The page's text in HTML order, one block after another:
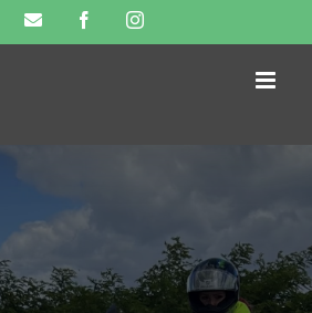
E-
FacebookInstagram